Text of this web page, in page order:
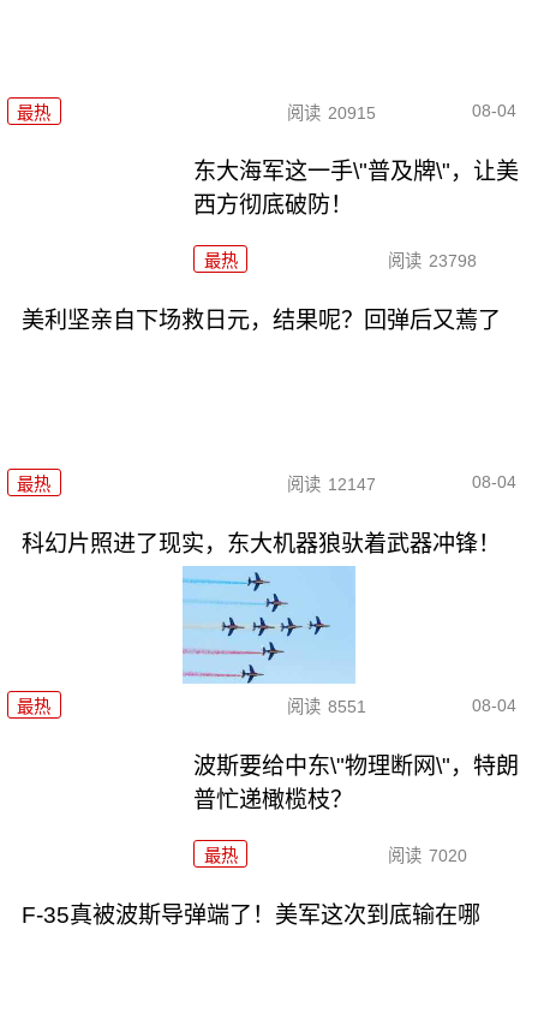
最热 阅读 20915 08-04
东大海军这一手\"普及牌\"，让美
西方彻底破防！
最热 阅读 23798
美利坚亲自下场救日元，结果呢？回弹后又蔫了
最热 阅读 12147 08-04
科幻片照进了现实，东大机器狼驮着武器冲锋！
最热 阅读 8551 08-04
波斯要给中东\"物理断网\"，特朗
普忙递橄榄枝？
最热 阅读 7020
F-35真被波斯导弹端了！美军这次到底输在哪